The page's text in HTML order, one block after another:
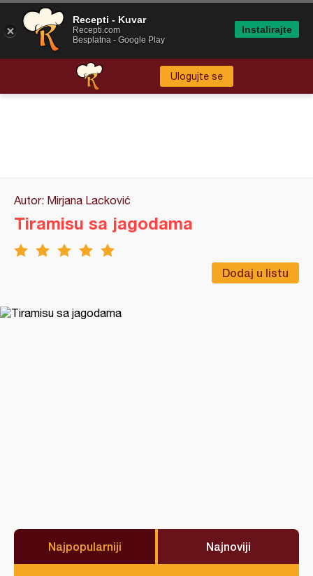
Ulogujte se
Autor: Mirjana Lacković
Dodaj u listu
Tiramisu sa jagodama
Najpopularniji Najnoviji
Recepti - Kuvar
Recepti.com
Besplatna - Google Play
Instalirajte